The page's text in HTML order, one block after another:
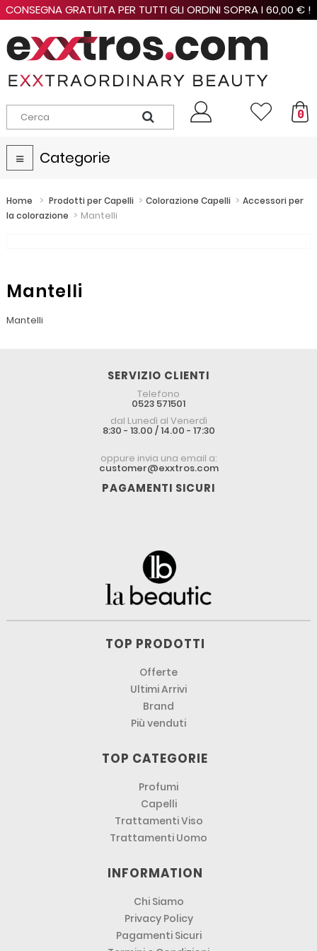
CONSEGNA GRATUITA PER TUTTI GLI ORDINI SOPRA I 60,00 € !
0
Navigazione
Toggle
Categorie
Home > Prodotti per Capelli > Colorazione Capelli > Accessori per
la colorazione > Mantelli
Mantelli
Mantelli
SERVIZIO CLIENTI
Telefono
0523 571501
dal Lunedì al Venerdì
8:30 - 13.00 / 14.00 - 17:30
oppure invia una email a:
customer@exxtros.com
PAGAMENTI SICURI
TOP PRODOTTI
Offerte
Ultimi Arrivi
Brand
Più venduti
TOP CATEGORIE
Profumi
Capelli
Trattamenti Viso
Trattamenti Uomo
INFORMATION
Chi Siamo
Privacy Policy
Pagamenti Sicuri